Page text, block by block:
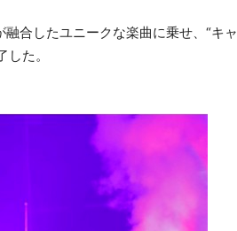
合したユニークな楽曲に乗せ、“キャ
た。